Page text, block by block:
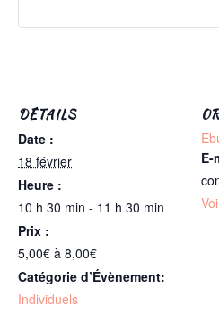
DÉTAILS
Date :
18 février
Heure :
10 h 30 min - 11 h 30 min
Prix :
5,00€ à 8,00€
Catégorie d’Évènement:
Individuels
E-